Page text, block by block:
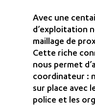
Avec une
d’exploitation
maillage de
Cette riche
nous permet
coordinateur :
sur place avec
police et les